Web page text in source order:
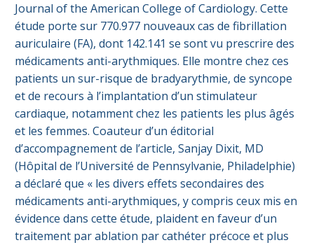
Journal of the American College of Cardiology. Cette
étude porte sur 770.977 nouveaux cas de fibrillation
auriculaire (FA), dont 142.141 se sont vu prescrire des
médicaments anti-arythmiques. Elle montre chez ces
patients un sur-risque de bradyarythmie, de syncope
et de recours à l’implantation d’un stimulateur
cardiaque, notamment chez les patients les plus âgés
et les femmes. Coauteur d’un éditorial
d’accompagnement de l’article, Sanjay Dixit, MD
(Hôpital de l’Université de Pennsylvanie, Philadelphie)
a déclaré que « les divers effets secondaires des
médicaments anti-arythmiques, y compris ceux mis en
évidence dans cette étude, plaident en faveur d’un
traitement par ablation par cathéter précoce et plus